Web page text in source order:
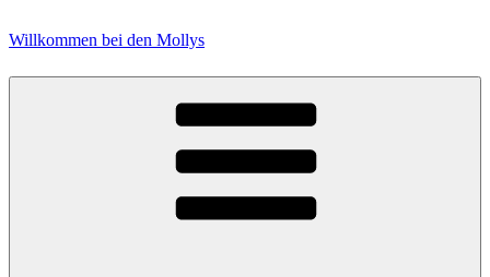
Inhalt
Willkommen bei den Mollys